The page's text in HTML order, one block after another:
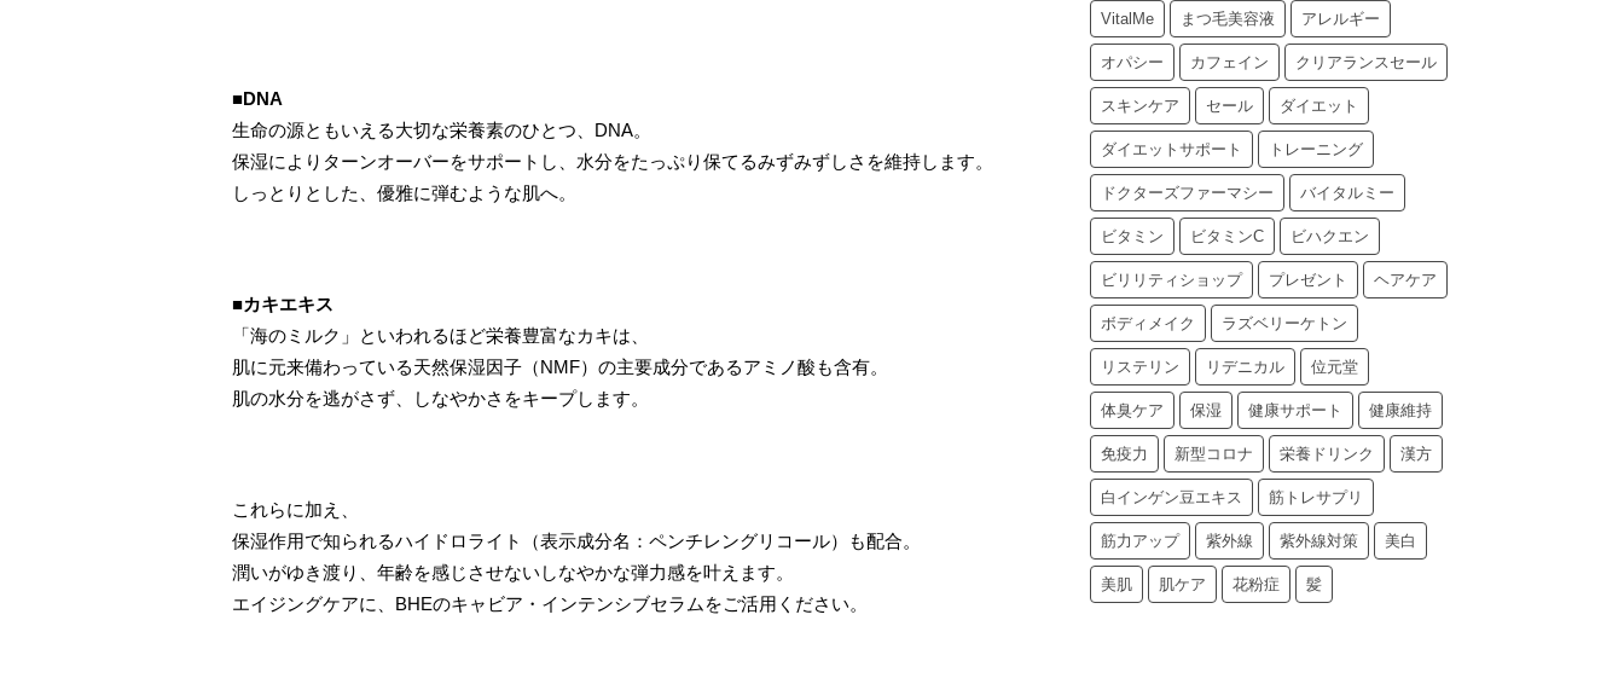
■DNA
生命の源ともいえる大切な栄養素のひとつ、DNA。
保湿によりターンオーバーをサポートし、水分をたっぷり保てるみずみずしさを維持します。
しっとりとした、優雅に弾むような肌へ。
■カキエキス
「海のミルク」といわれるほど栄養豊富なカキは、
肌に元来備わっている天然保湿因子（NMF）の主要成分であるアミノ酸も含有。
肌の水分を逃がさず、しなやかさをキープします。
これらに加え、
保湿作用で知られるハイドロライト（表示成分名：ペンチレングリコール）も配合。
潤いがゆき渡り、年齢を感じさせないしなやかな弾力感を叶えます。
エイジングケアに、BHEのキャビア・インテンシブセラムをご活用ください。
VitalMe まつ毛美容液 アレルギー
オパシー カフェイン クリアランスセール
スキンケア セール ダイエット
ダイエットサポート トレーニング
ドクターズファーマシー バイタルミー
ビタミン ビタミンC ビハクエン
ビリリティショップ プレゼント ヘアケア
ボディメイク ラズベリーケトン
リステリン リデニカル 位元堂
体臭ケア 保湿 健康サポート 健康維持
免疫力 新型コロナ 栄養ドリンク 漢方
白インゲン豆エキス 筋トレサプリ
筋力アップ 紫外線 紫外線対策 美白
美肌 肌ケア 花粉症 髪